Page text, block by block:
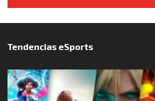
Síguenos en Instagram
Tendencias eSports